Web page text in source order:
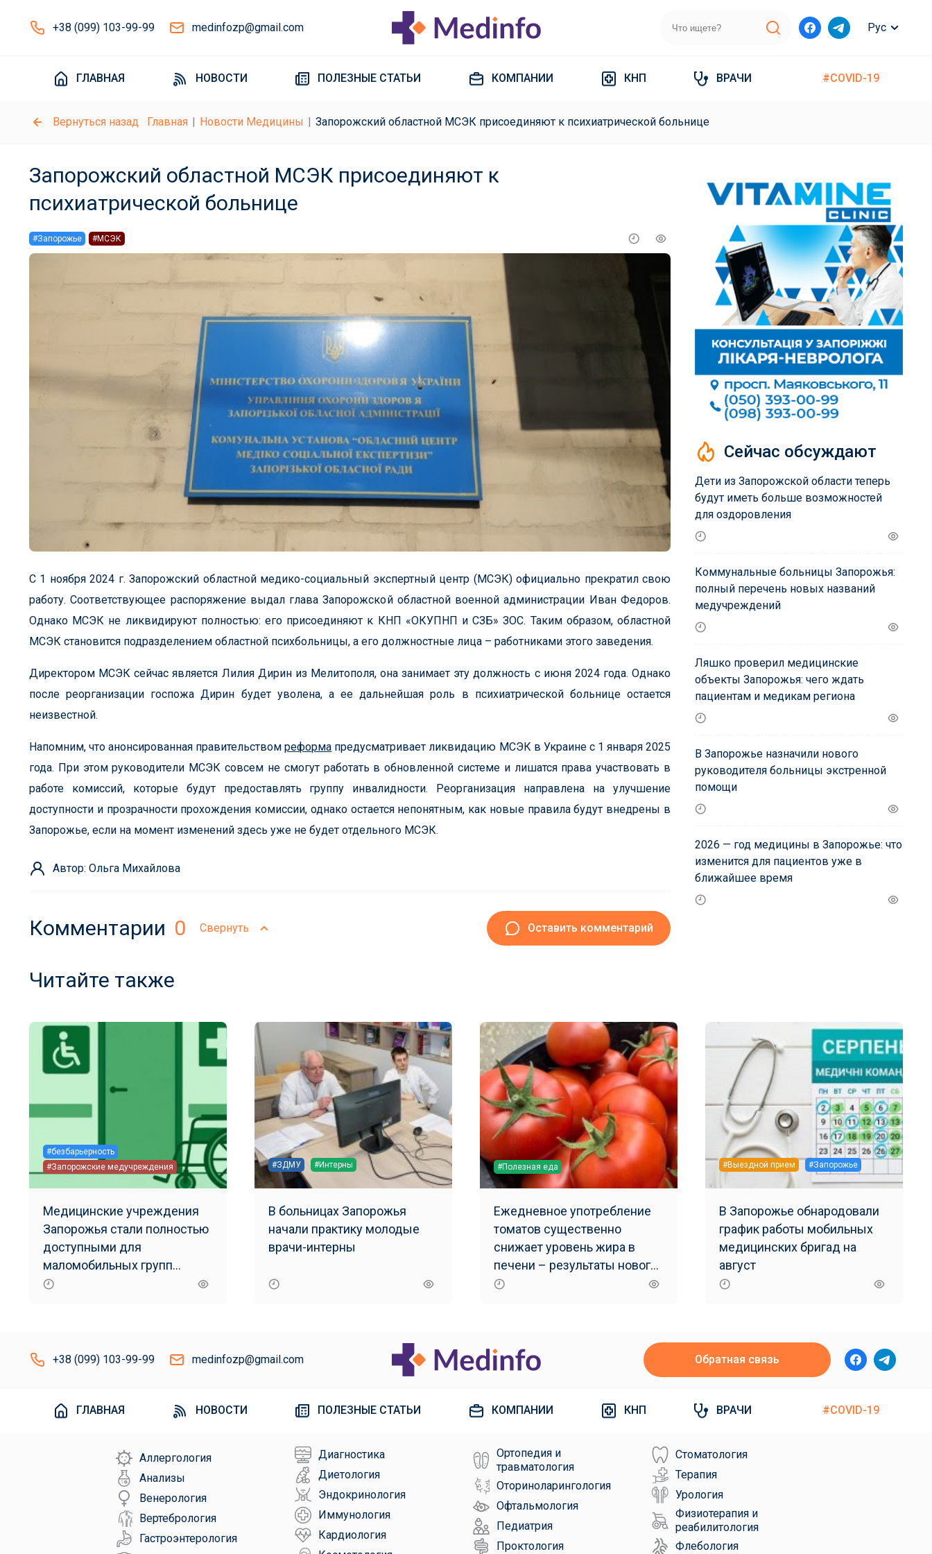
+38 (099) 103-99-99 medinfozp@gmail.com Рус
ГЛАВНАЯ НОВОСТИ ПОЛЕЗНЫЕ СТАТЬИ КОМПАНИИ КНП ВРАЧИ #COVID-19
Вернуться назад Главная Новости Медицины Запорожский областной МСЭК присоединяют к психиатрической больнице
Запорожский областной МСЭК присоединяют к
психиатрической больнице
#Запорожье #МСЭК
С 1 ноября 2024 г. Запорожский областной медико-социальный экспертный центр (МСЭК) официально прекратил свою
работу. Соответствующее распоряжение выдал глава Запорожской областной военной администрации Иван Федоров.
Однако МСЭК не ликвидируют полностью: его присоединяют к КНП «ОКУПНП и СЗБ» ЗОС. Таким образом, областной
МСЭК становится подразделением областной психбольницы, а его должностные лица – работниками этого заведения.
Директором МСЭК сейчас является Лилия Дирин из Мелитополя, она занимает эту должность с июня 2024 года. Однако
после реорганизации госпожа Дирин будет уволена, а ее дальнейшая роль в психиатрической больнице остается
неизвестной.
Напомним, что анонсированная правительствомреформа предусматривает ликвидацию МСЭК в Украине с 1 января 2025
года. При этом руководители МСЭК совсем не смогут работать в обновленной системе и лишатся права участвовать в
работе комиссий, которые будут предоставлять группу инвалидности. Реорганизация направлена ​​на улучшение
доступности и прозрачности прохождения комиссии, однако остается непонятным, как новые правила будут внедрены в
Запорожье, если на момент изменений здесь уже не будет отдельного МСЭК.
Автор: Ольга Михайлова
Комментарии 0 Свернуть Оставить комментарий
Сейчас обсуждают
Дети из Запорожской области теперь
будут иметь больше возможностей
для оздоровления
Коммунальные больницы Запорожья:
полный перечень новых названий
медучреждений
Ляшко проверил медицинские
объекты Запорожья: чего ждать
пациентам и медикам региона
В Запорожье назначили нового
руководителя больницы экстренной
помощи
2026 — год медицины в Запорожье: что
изменится для пациентов уже в
ближайшее время
Читайте также
#безбарьерность
#Запорожские медучреждения
Медицинские учреждения
Запорожья стали полностью
доступными для
маломобильных групп
населения
#ЗДМУ #Интерны
В больницах Запорожья
начали практику молодые
врачи-интерны
#Полезная еда
Ежедневное употребление
томатов существенно
снижает уровень жира в
печени – результаты нового
исследования
#Выездной прием #Запорожье
В Запорожье обнародовали
график работы мобильных
медицинских бригад на
август
+38 (099) 103-99-99 medinfozp@gmail.com Обратная связь
ГЛАВНАЯ НОВОСТИ ПОЛЕЗНЫЕ СТАТЬИ КОМПАНИИ КНП ВРАЧИ #COVID-19
Аллергология
Анализы
Венерология
Вертебрология
Гастроэнтерология
Диагностика
Диетология
Эндокринология
Иммунология
Кардиология
Ортопедия и
травматология
Оториноларингология
Офтальмология
Педиатрия
Проктология
Стоматология
Терапия
Урология
Физиотерапия и
реабилитология
Флебология